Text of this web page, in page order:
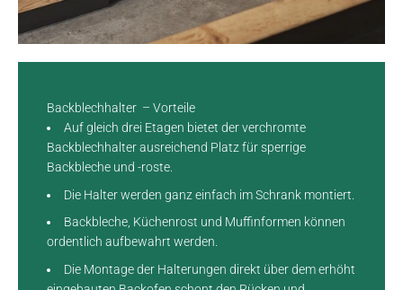
Backblechhalter – Vorteile
Auf gleich drei Etagen bietet der verchromte
Backblechhalter ausreichend Platz für sperrige
Backbleche und -roste.
Die Halter werden ganz einfach im Schrank montiert.
Backbleche, Küchenrost und Muffinformen können
ordentlich aufbewahrt werden.
Die Montage der Halterungen direkt über dem erhöht